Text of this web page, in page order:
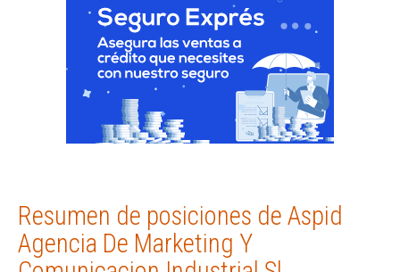
Resumen de posiciones de Aspid
Agencia De Marketing Y